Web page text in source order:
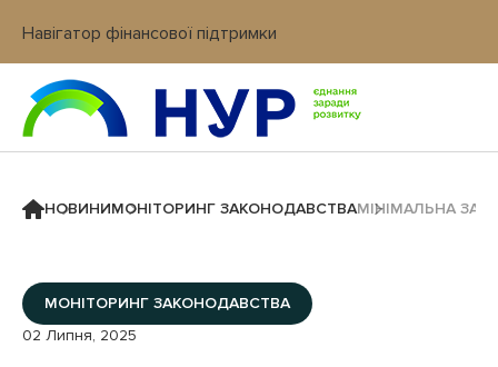
Навігатор фінансової підтримки
Вхід в кабінет IT платформи
НОВИНИМОНІТОРИНГ ЗАКОНОДАВСТВАМІНІМАЛЬНА
МОНІТОРИНГ ЗАКОНОДАВСТВА
02 Липня, 2025